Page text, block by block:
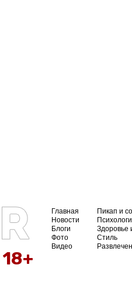
18+
Главная
Новости
Блоги
Фото
Видео
Пикап и
Здоровье
Стиль